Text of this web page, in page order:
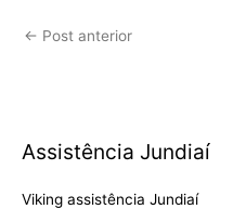
← Post anterior
Assistência Jundiaí
Viking assistência Jundiaí